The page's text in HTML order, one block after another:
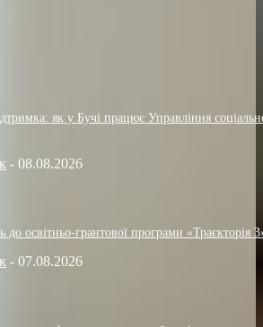
як у Бучі працює Управління
- 08.08.2026
до освітньо-грантової програми «Траєкторія
- 07.08.2026